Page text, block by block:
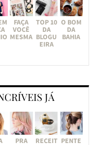
FAÇA
VOCÊ
MESMA
TOP 10
DA
BLOGU
EIRA
O BOM
DA
BAHIA
JÁ
PRA
RECEIT PENTE